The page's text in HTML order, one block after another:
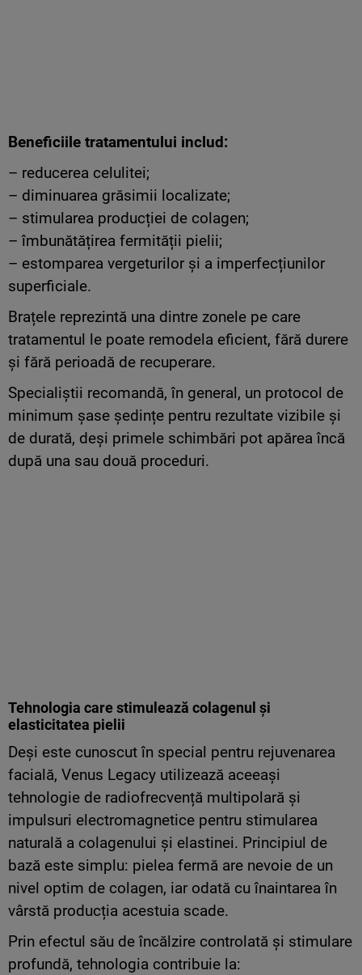
Beneficiile tratamentului includ:
– reducerea celulitei;
– diminuarea grăsimii localizate;
– stimularea producției de colagen;
– îmbunătățirea fermității pielii;
– estomparea vergeturilor și a imperfecțiunilor
superficiale.
Brațele reprezintă una dintre zonele pe care
tratamentul le poate remodela eficient, fără durere
și fără perioadă de recuperare.
Specialiștii recomandă, în general, un protocol de
minimum șase ședințe pentru rezultate vizibile și
de durată, deși primele schimbări pot apărea încă
după una sau două proceduri.
Tehnologia care stimulează colagenul și
elasticitatea pielii
Deși este cunoscut în special pentru rejuvenarea
facială, Venus Legacy utilizează aceeași
tehnologie de radiofrecvență multipolară și
impulsuri electromagnetice pentru stimularea
naturală a colagenului și elastinei. Principiul de
bază este simplu: pielea fermă are nevoie de un
nivel optim de colagen, iar odată cu înaintarea în
vârstă producția acestuia scade.
Prin efectul său de încălzire controlată și stimulare
profundă, tehnologia contribuie la: